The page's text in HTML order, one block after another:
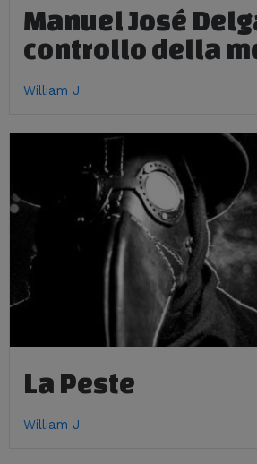
Manuel José
controllo della
William J
La Peste
William J